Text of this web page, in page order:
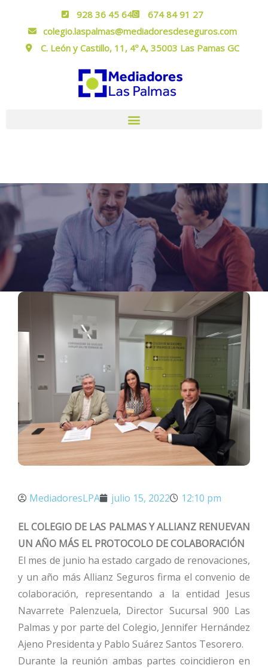
928 36 45 64
674 84 91 27
colegio.laspalmas@mediadoresdeseguros.com
C. León y Castillo, 11, 4º A, 35003 Las Pamas GC
MediadoresLPA julio 15, 2022 12:10 pm
EL COLEGIO DE LAS PALMAS Y ALLIANZ RENUEVAN
UN AÑO MÁS EL PROTOCOLO DE COLABORACIÓN
El mes de junio ha estado cargado de renovaciones,
y un año más Allianz Seguros firma el convenio de
colaboración, representando a la entidad Jesus
Navarrete Palenzuela, Director Sucursal 900 Las
Palmas y por parte del Colegio, Jennifer Hernández
Ajeno Presidenta y Pablo Suárez Santos Tesorero.
Durante la reunión ambas partes coincidieron en